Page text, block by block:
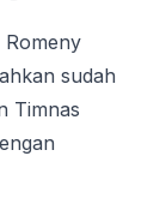
Romeny
sudah
Timnas